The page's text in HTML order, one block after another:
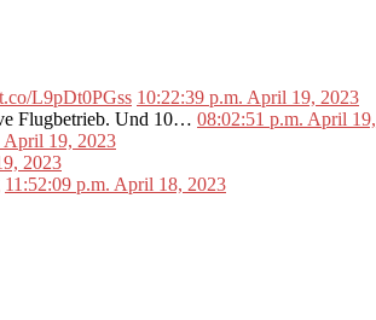
L9pDt0PGss 10:22:39 p.m. April 19, 2023
Flugbetrieb. Und 10… 08:02:51 p.m. April
April 19, 2023
2023
11:52:09 p.m. April 18, 2023